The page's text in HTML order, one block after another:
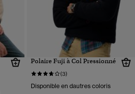
Polaire Fuji à Col Pressionné
(3)
Disponible en dautres coloris